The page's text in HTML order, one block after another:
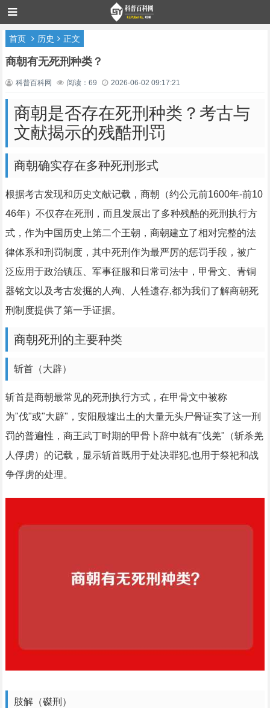
首页 历史 正文
商朝有无死刑种类？
科普百科网 阅读：69 2026-06-02 09:17:21
商朝是否存在死刑种类？考古与
文献揭示的残酷刑罚
商朝确实存在多种死刑形式
根据考古发现和历史文献记载，商朝（约公元前1600年-前10
46年）不仅存在死刑，而且发展出了多种残酷的死刑执行方
式，作为中国历史上第二个王朝，商朝建立了相对完整的法
律体系和刑罚制度，其中死刑作为最严厉的惩罚手段，被广
泛应用于政治镇压、军事征服和日常司法中，甲骨文、青铜
器铭文以及考古发掘的人殉、人牲遗存,都为我们了解商朝死
刑制度提供了第一手证据。
商朝死刑的主要种类
斩首（大辟）
斩首是商朝最常见的死刑执行方式，在甲骨文中被称
为"伐"或"大辟"，安阳殷墟出土的大量无头尸骨证实了这一刑
罚的普遍性，商王武丁时期的甲骨卜辞中就有"伐羌"（斩杀羌
人俘虏）的记载，显示斩首既用于处决罪犯,也用于祭祀和战
争俘虏的处理。
肢解（磔刑）